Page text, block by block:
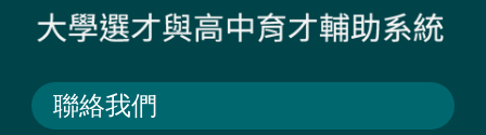
聯絡我們